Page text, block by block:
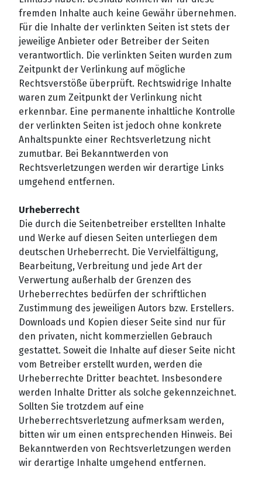
fremden Inhalte auch keine Gewähr übernehmen.
Für die Inhalte der verlinkten Seiten ist stets der
jeweilige Anbieter oder Betreiber der Seiten
verantwortlich. Die verlinkten Seiten wurden zum
Zeitpunkt der Verlinkung auf mögliche
Rechtsverstöße überprüft. Rechtswidrige Inhalte
waren zum Zeitpunkt der Verlinkung nicht
erkennbar. Eine permanente inhaltliche Kontrolle
der verlinkten Seiten ist jedoch ohne konkrete
Anhaltspunkte einer Rechtsverletzung nicht
zumutbar. Bei Bekanntwerden von
Rechtsverletzungen werden wir derartige Links
umgehend entfernen.
Urheberrecht
Die durch die Seitenbetreiber erstellten Inhalte
und Werke auf diesen Seiten unterliegen dem
deutschen Urheberrecht. Die Vervielfältigung,
Bearbeitung, Verbreitung und jede Art der
Verwertung außerhalb der Grenzen des
Urheberrechtes bedürfen der schriftlichen
Zustimmung des jeweiligen Autors bzw. Erstellers.
Downloads und Kopien dieser Seite sind nur für
den privaten, nicht kommerziellen Gebrauch
gestattet. Soweit die Inhalte auf dieser Seite nicht
vom Betreiber erstellt wurden, werden die
Urheberrechte Dritter beachtet. Insbesondere
werden Inhalte Dritter als solche gekennzeichnet.
Sollten Sie trotzdem auf eine
Urheberrechtsverletzung aufmerksam werden,
bitten wir um einen entsprechenden Hinweis. Bei
Bekanntwerden von Rechtsverletzungen werden
wir derartige Inhalte umgehend entfernen.